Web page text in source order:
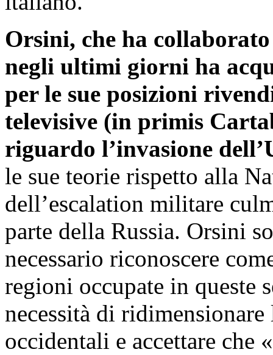
Orsini, che ha
negli ultimi giorni ha
per le sue posizioni
televisive (in primis
riguardo l’invasione
le sue teorie rispetto alla
dell’escalation militare
parte della Russia. Orsini
necessario riconoscere
regioni occupate in queste
necessità di
occidentali e accettare che